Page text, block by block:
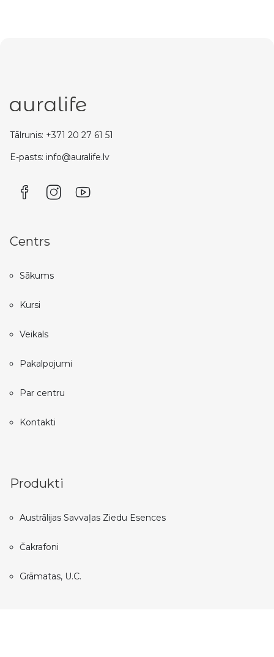
Tālrunis: +371 20 27 61 51
E-pasts: info@auralife.lv
Centrs
Sākums
Kursi
Veikals
Pakalpojumi
Par centru
Kontakti
Produkti
Austrālijas Savvaļas Ziedu Esences
Čakrafoni
Grāmatas, U.C.